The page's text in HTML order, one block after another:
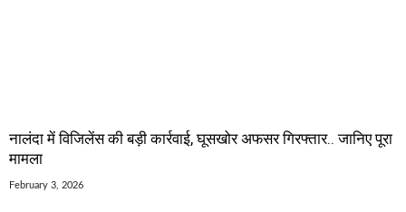
नालंदा में विजिलेंस की बड़ी कार्रवाई, घूसखोर अफसर गिरफ्तार.. जानिए पूरा
मामला
February 3, 2026